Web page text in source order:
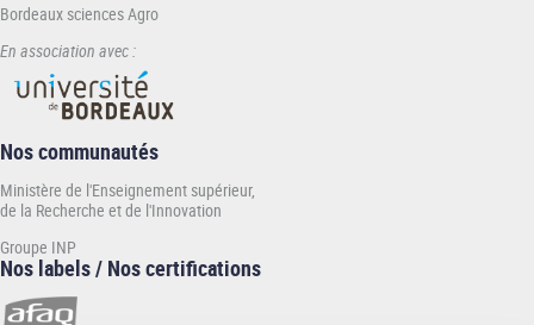
Bordeaux sciences Agro
En association avec :
Nos communautés
Ministère de l'Enseignement supérieur,
de la Recherche et de l'Innovation
Groupe INP
Nos labels / Nos certifications